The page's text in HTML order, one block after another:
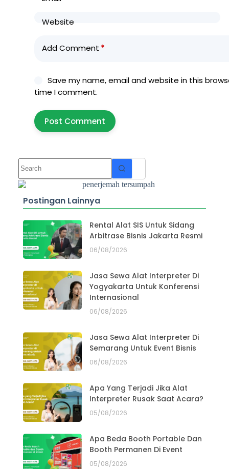
Website
Add Comment *
Save my name, email and website in this
time I comment.
Post Comment
Postingan Lainnya
Rental Alat SIS Untuk Sidang
Arbitrase Bisnis Jakarta Resmi
06/08/2026
Jasa Sewa Alat Interpreter Di
Yogyakarta Untuk Konferensi
Internasional
06/08/2026
Jasa Sewa Alat Interpreter Di
Semarang Untuk Event Bisnis
06/08/2026
Apa Yang Terjadi Jika Alat
Interpreter Rusak Saat Acara?
05/08/2026
Apa Beda Booth Portable Dan
Booth Permanen Di Event
05/08/2026